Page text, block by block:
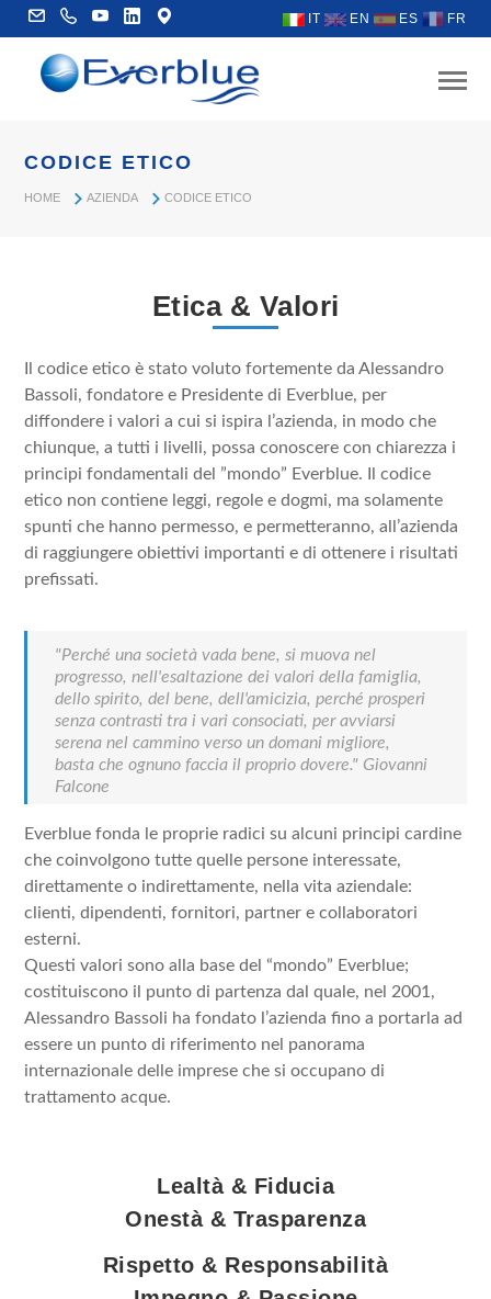
IT EN ES FR
CODICE ETICO
HOME AZIENDA CODICE ETICO
Etica & Valori
Il codice etico è stato voluto fortemente da Alessandro
Bassoli, fondatore e Presidente di Everblue, per
diffondere i valori a cui si ispira l’azienda, in modo che
chiunque, a tutti i livelli, possa conoscere con chiarezza i
principi fondamentali del ”mondo” Everblue. Il codice
etico non contiene leggi, regole e dogmi, ma solamente
spunti che hanno permesso, e permetteranno, all’azienda
di raggiungere obiettivi importanti e di ottenere i risultati
prefissati.
"Perché una società vada bene, si muova nel
progresso, nell'esaltazione dei valori della famiglia,
dello spirito, del bene, dell'amicizia, perché prosperi
senza contrasti tra i vari consociati, per avviarsi
serena nel cammino verso un domani migliore,
basta che ognuno faccia il proprio dovere." Giovanni
Falcone
Everblue fonda le proprie radici su alcuni principi cardine
che coinvolgono tutte quelle persone interessate,
direttamente o indirettamente, nella vita aziendale:
clienti, dipendenti, fornitori, partner e collaboratori
esterni.
Questi valori sono alla base del “mondo” Everblue;
costituiscono il punto di partenza dal quale, nel 2001,
Alessandro Bassoli ha fondato l’azienda fino a portarla ad
essere un punto di riferimento nel panorama
internazionale delle imprese che si occupano di
trattamento acque.
Lealtà & Fiducia
Onestà & Trasparenza
Rispetto & Responsabilità